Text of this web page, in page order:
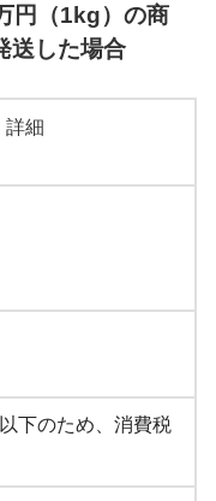
円（1kg）の商
送した場合
詳細
下のため、消費税